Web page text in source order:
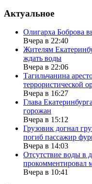
Актуальное
Олигарха Боброва
Вчера в 22:40
Жителям
ждать воды
Вчера в 22:06
Тагильчанина
террористической
Вчера в 16:27
Глава
горожан
Вчера в 15:12
Грузовик догнал
погиб пассажир
Вчера в 14:03
Отсутствие воды в
прокомментировал
Вчера в 10:41